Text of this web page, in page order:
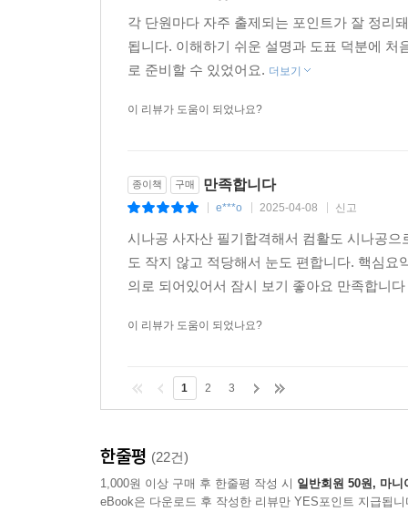
각 단원마다 자주 출제되는 포인트가 잘 정리
됩니다. 이해하기 쉬운 설명과 도표 덕분에
로 준비할 수 있었어요. 더보기
이 리뷰가 도움이 되었나요?
종이책 구매 만족합니다
e***o 2025-04-08 신고
시나공 사자산 필기합격해서 컴활도 시나공
도 작지 않고 적당해서 눈도 편합니다. 핵심
의로 되어있어서 잠시 보기 좋아요 만족합니다
이 리뷰가 도움이 되었나요?
1 2 3
한줄평 (22건)
1,000원 이상 구매 후 한줄평 작성 시 일반회원 50원, 마니
eBook은 다운로드 후 작성한 리뷰만 YES포인트 지급됩니